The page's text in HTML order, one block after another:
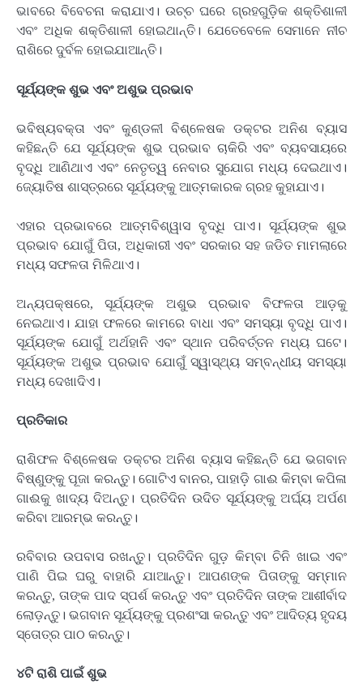
ଭାବରେ ବିବେଚନା କରାଯାଏ। ଉଚ୍ଚ ଘରେ ଗ୍ରହଗୁଡ଼ିକ ଶକ୍ତିଶାଳୀ
ଏବଂ ଅଧିକ ଶକ୍ତିଶାଳୀ ହୋଇଥାନ୍ତି। ଯେତେବେଳେ ସେମାନେ ନୀଚ
ରାଶିରେ ଦୁର୍ବଳ ହୋଇଯାଆନ୍ତି।
ସୂର୍ଯ୍ୟଙ୍କ ଶୁଭ ଏବଂ ଅଶୁଭ ପ୍ରଭାବ
ଭବିଷ୍ୟବକ୍ତା ଏବଂ କୁଣ୍ଡଳୀ ବିଶ୍ଳେଷକ ଡକ୍ଟର ଅନିଶ ବ୍ୟାସ
କହିଛନ୍ତି ଯେ ସୂର୍ଯ୍ୟଙ୍କ ଶୁଭ ପ୍ରଭାବ ଚାକିରି ଏବଂ ବ୍ୟବସାୟରେ
ବୃଦ୍ଧି ଆଣିଥାଏ ଏବଂ ନେତୃତ୍ୱ ନେବାର ସୁଯୋଗ ମଧ୍ୟ ଦେଇଥାଏ।
ଜ୍ୟୋତିଷ ଶାସ୍ତ୍ରରେ ସୂର୍ଯ୍ୟଙ୍କୁ ଆତ୍ମକାରକ ଗ୍ରହ କୁହାଯାଏ।
ଏହାର ପ୍ରଭାବରେ ଆତ୍ମବିଶ୍ୱାସ ବୃଦ୍ଧି ପାଏ। ସୂର୍ଯ୍ୟଙ୍କ ଶୁଭ
ପ୍ରଭାବ ଯୋଗୁଁ ପିତା, ଅଧିକାରୀ ଏବଂ ସରକାର ସହ ଜଡିତ ମାମଲାରେ
ମଧ୍ୟ ସଫଳତା ମିଳିଥାଏ।
ଅନ୍ୟପକ୍ଷରେ, ସୂର୍ଯ୍ୟଙ୍କ ଅଶୁଭ ପ୍ରଭାବ ବିଫଳତା ଆଡ଼କୁ
ନେଇଥାଏ। ଯାହା ଫଳରେ କାମରେ ବାଧା ଏବଂ ସମସ୍ୟା ବୃଦ୍ଧି ପାଏ।
ସୂର୍ଯ୍ୟଙ୍କ ଯୋଗୁଁ ଅର୍ଥହାନି ଏବଂ ସ୍ଥାନ ପରିବର୍ତ୍ତନ ମଧ୍ୟ ଘଟେ।
ସୂର୍ଯ୍ୟଙ୍କ ଅଶୁଭ ପ୍ରଭାବ ଯୋଗୁଁ ସ୍ୱାସ୍ଥ୍ୟ ସମ୍ବନ୍ଧୀୟ ସମସ୍ୟା
ମଧ୍ୟ ଦେଖାଦିଏ।
ପ୍ରତିକାର
ରାଶିଫଳ ବିଶ୍ଳେଷକ ଡକ୍ଟର ଅନିଶ ବ୍ୟାସ କହିଛନ୍ତି ଯେ ଭଗବାନ
ବିଷ୍ଣୁଙ୍କୁ ପୂଜା କରନ୍ତୁ। ଗୋଟିଏ ବାନର, ପାହାଡ଼ି ଗାଈ କିମ୍ବା କପିଳା
ଗାଈକୁ ଖାଦ୍ୟ ଦିଅନ୍ତୁ। ପ୍ରତିଦିନ ଉଦିତ ସୂର୍ଯ୍ୟଙ୍କୁ ଅର୍ଘ୍ୟ ଅର୍ପଣ
କରିବା ଆରମ୍ଭ କରନ୍ତୁ।
ରବିବାର ଉପବାସ ରଖନ୍ତୁ। ପ୍ରତିଦିନ ଗୁଡ଼ କିମ୍ବା ଚିନି ଖାଇ ଏବଂ
ପାଣି ପିଇ ଘରୁ ବାହାରି ଯାଆନ୍ତୁ। ଆପଣଙ୍କ ପିତାଙ୍କୁ ସମ୍ମାନ
କରନ୍ତୁ, ତାଙ୍କ ପାଦ ସ୍ପର୍ଶ କରନ୍ତୁ ଏବଂ ପ୍ରତିଦିନ ତାଙ୍କ ଆଶୀର୍ବାଦ
ଲୋଡ଼ନ୍ତୁ। ଭଗବାନ ସୂର୍ଯ୍ୟଙ୍କୁ ପ୍ରଶଂସା କରନ୍ତୁ ଏବଂ ଆଦିତ୍ୟ ହୃଦୟ
ସ୍ତୋତ୍ର ପାଠ କରନ୍ତୁ।
୪ଟି ରାଶି ପାଇଁ ଶୁଭ